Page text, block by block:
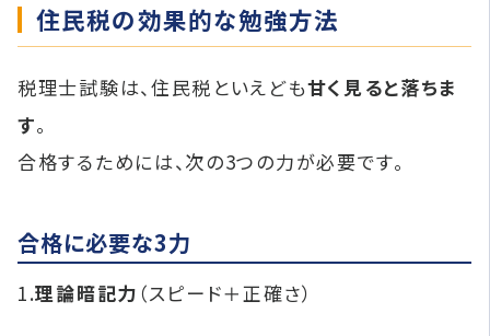
住民税の効果的な勉強方法
税理士試験は、住民税といえども甘く見ると落ちま
す。
合格するためには、次の3つの力が必要です。
合格に必要な3力
1.理論暗記力 （スピード＋正確さ）